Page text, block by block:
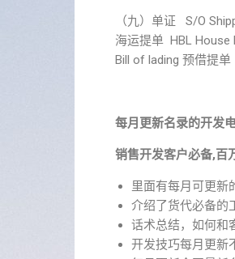
（九）单证 S/O
海运提单 HBL House
Bill of lading 预借提
每月更新名录的开发
销售开发客户必备,百
里面有每月可更新
介绍了货代必备的
话术总结，如何和
开发技巧每月更新